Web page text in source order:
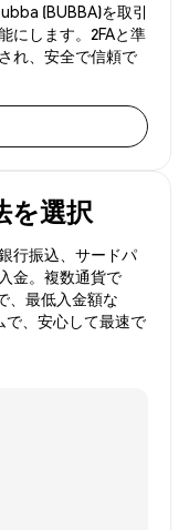
(BUBBA)を取引
にします。2FAと準
れ、安全で信頼で
を選択
行振込、サードパ
金。複数通貨で
、最低入金額な
で、安心して最速で